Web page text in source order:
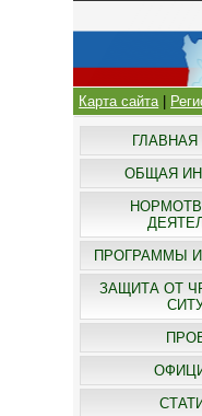
Карта сайта|
ОБЩАЯ
ПРОГРАММЫ
ЗАЩИТА ОТ